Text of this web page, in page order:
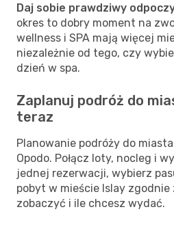
Daj sobie prawdziwy
okres to dobry moment na
wellness i SPA mają więcej
niezależnie od tego, czy
dzień w spa.
Zaplanuj podróż do
teraz
Planowanie podróży do
Opodo. Połącz loty, nocleg i
jednej rezerwacji, wybierz
pobyt w mieście Islay
zobaczyć i ile chcesz wydać.